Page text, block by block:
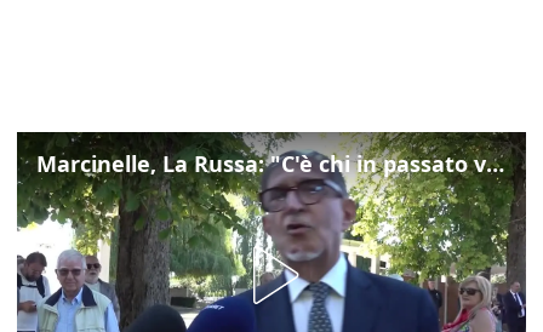
Marcinelle, La Russa: "C'è chi in passato voltava le spalle a Marcinelle"